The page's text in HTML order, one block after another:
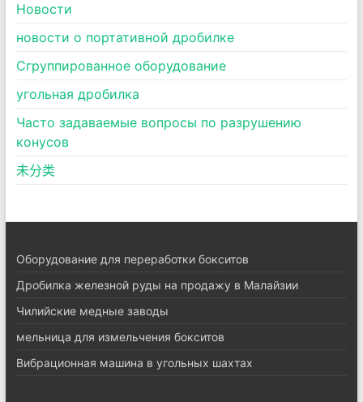
Новости
новости о портативной дробилке
Сгруппированное оборудование
угольная дробилка
Часто задаваемые вопросы по разрушению
конусов
未分类
Оборудование для переработки бокситов
Дробилка железной руды на продажу в Малайзии
Чилийские медные заводы
мельница для измельчения бокситов
Вибрационная машина в угольных шахтах